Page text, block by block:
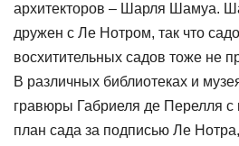
архитекторов – Шарля Шамуа.
дружен с Ле Нотром, так что
восхитительных садов тоже не
В различных библиотеках и
гравюры Габриеля де Перелля с
план сада за подписью Ле